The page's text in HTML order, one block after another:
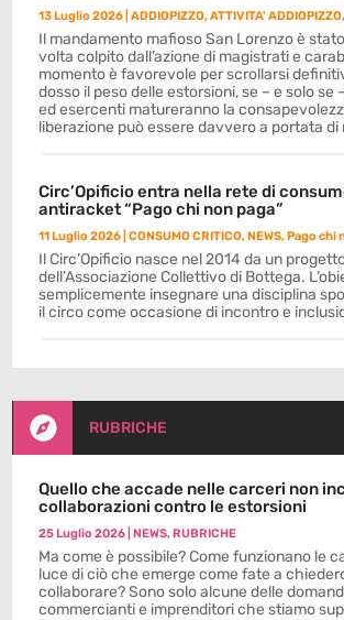
13 Luglio 2026 |ADDIOPIZZO,ATTIVITA' ADDIOPIZZO
Il mandamento mafioso San Lorenzo è
volta colpito dall’azione di magistrati e
momento è favorevole per scrollarsi
dosso il peso delle estorsioni, se – e solo se
ed esercenti matureranno la
liberazione può essere davvero a portata di
Circ’Opificio entra nella rete di
antiracket “Pago chi non paga”
11 Luglio 2026 |CONSUMO CRITICO,NEWS,Pago chi
Il Circ’Opificio nasce nel 2014 da un
dell’Associazione Collettivo di Bottega.
semplicemente insegnare una disciplina
il circo come occasione di incontro e
 RUBRICHE
Quello che accade nelle carceri non
collaborazioni contro le estorsioni
25 Luglio 2026 |NEWS,RUBRICHE
Ma come è possibile? Come funzionano le
luce di ciò che emerge come fate a
collaborare? Sono solo alcune delle
commercianti e imprenditori che stiamo